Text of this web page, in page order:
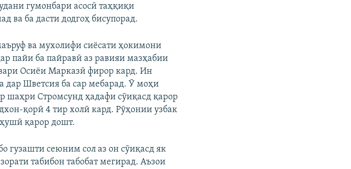
гумонбари асосӣ таҳқиқи
ва ба дасти додгоҳ бисупорад.
ва мухолифи сиёсати ҳокимони
пайи ба пайравӣ аз равияи мазҳабии
Осиёи Марказӣ фирор кард. Ин
дар Шветсия ба сар мебарад. Ӯ моҳи
шаҳри Стромсунд ҳадафи сӯиқасд қарор
қорӣ 4 тир холӣ кард. Рӯҳонии узбак
қарор дошт.
гузашти сеюним сол аз он сӯиқасд як
табибон табобат мегирад. Аъзои